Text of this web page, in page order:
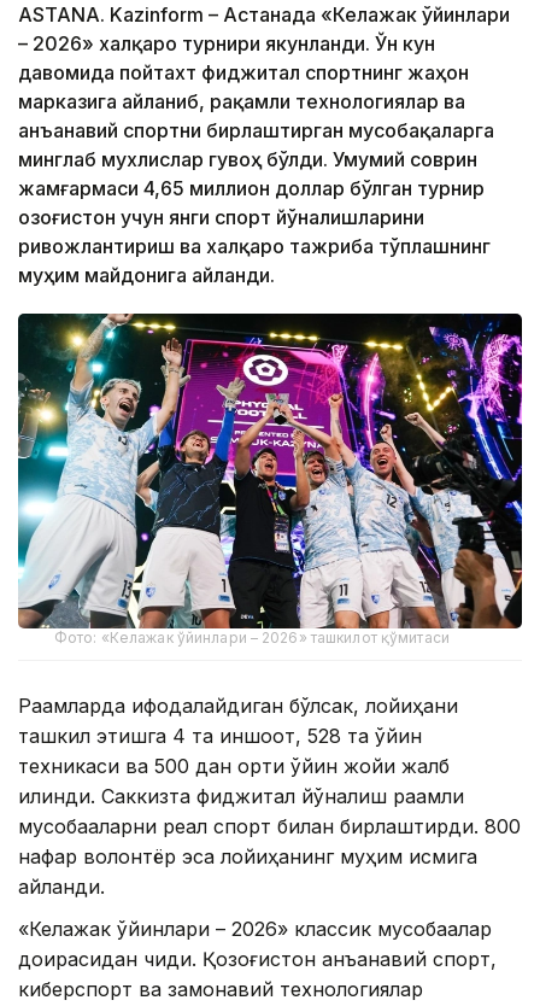
ASTANA. Kazinform – Астанада «Келажак ўйинлари
– 2026» халқаро турнири якунланди. Ўн кун
давомида пойтахт фиджитал спортнинг жаҳон
марказига айланиб, рақамли технологиялар ва
анъанавий спортни бирлаштирган мусобақаларга
минглаб мухлислар гувоҳ бўлди. Умумий соврин
жамғармаси 4,65 миллион доллар бўлган турнир
Қозоғистон учун янги спорт йўналишларини
ривожлантириш ва халқаро тажриба тўплашнинг
муҳим майдонига айланди.
Фото: «Келажак ўйинлари – 2026» ташкилот қўмитаси
Рақамларда ифодалайдиган бўлсак, лойиҳани
ташкил этишга 4 та иншоот, 528 та ўйин
техникаси ва 500 дан ортиқ ўйин жойи жалб
қилинди. Саккизта фиджитал йўналиш рақамли
мусобақаларни реал спорт билан бирлаштирди. 800
нафар волонтёр эса лойиҳанинг муҳим қисмига
айланди.
«Келажак ўйинлари – 2026» классик мусобақалар
доирасидан чиқди. Қозоғистон анъанавий спорт,
киберспорт ва замонавий технологиялар